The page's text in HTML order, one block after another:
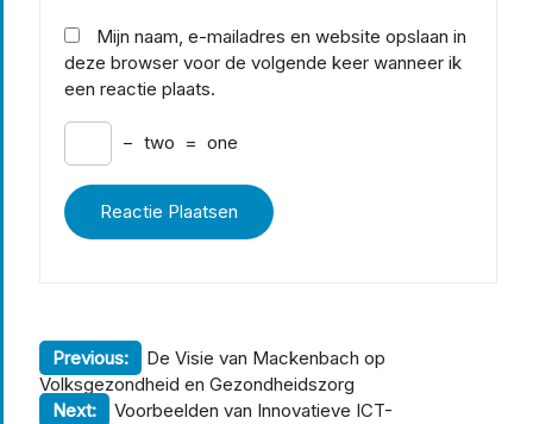
Mijn naam, e-mailadres en website opslaan in
deze browser voor de volgende keer wanneer ik
een reactie plaats.
− two = one
Berichtnavigatie
Previous:
De Visie van Mackenbach op
Volksgezondheid en Gezondheidszorg
Next:
Voorbeelden van Innovatieve ICT-